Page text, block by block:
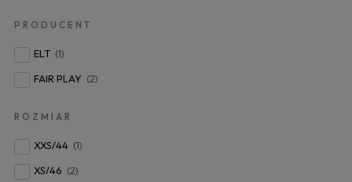
PRODUCENT
ELT (1)
FAIR PLAY (2)
ROZMIAR
XXS/44 (1)
XS/46 (2)